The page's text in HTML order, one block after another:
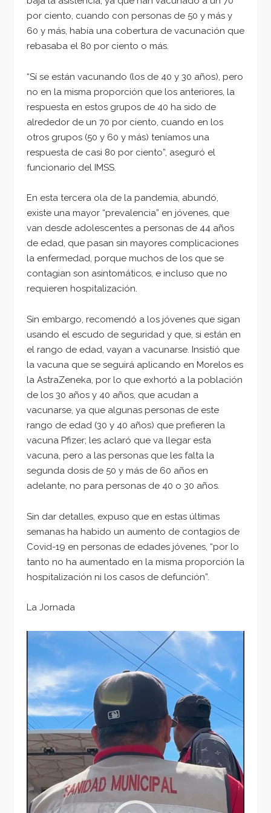
por ciento, cuando con personas de 50 y más y
60 y más, había una cobertura de vacunación que
rebasaba el 80 por ciento o más.
“Sí se están vacunando (los de 40 y 30 años), pero
no en la misma proporción que los anteriores, la
respuesta en estos grupos de 40 ha sido de
alrededor de un 70 por ciento, cuando en los
otros grupos (50 y 60 y más) teníamos una
respuesta de casi 80 por ciento”, aseguró el
funcionario del IMSS.
En esta tercera ola de la pandemia, abundó,
existe una mayor “prevalencia” en jóvenes, que
van desde adolescentes a personas de 44 años
de edad, que pasan sin mayores complicaciones
la enfermedad, porque muchos de los que se
contagian son asintomáticos, e incluso que no
requieren hospitalización.
Sin embargo, recomendó a los jóvenes que sigan
usando el escudo de seguridad y que, si están en
el rango de edad, vayan a vacunarse. Insistió que
la vacuna que se seguirá aplicando en Morelos es
la AstraZeneka, por lo que exhortó a la población
de los 30 años y 40 años, que acudan a
vacunarse, ya que algunas personas de este
rango de edad (30 y 40 años) que prefieren la
vacuna Pfizer; les aclaró que va llegar esta
vacuna, pero a las personas que les falta la
segunda dosis de 50 y más de 60 años en
adelante, no para personas de 40 o 30 años.
Sin dar detalles, expuso que en estas últimas
semanas ha habido un aumento de contagios de
Covid-19 en personas de edades jóvenes, “por lo
tanto no ha aumentado en la misma proporción la
hospitalización ni los casos de defunción”.
La Jornada
Reproductor
vídeo